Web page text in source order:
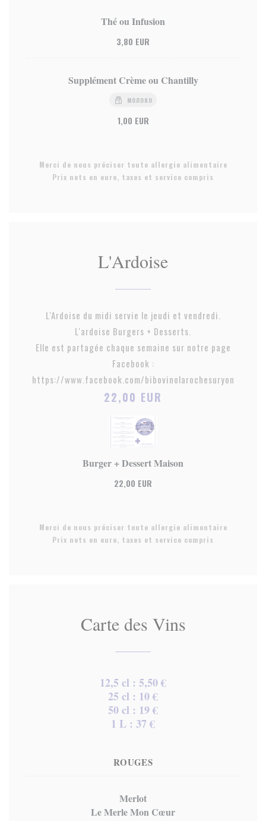
Thé ou Infusion
3,80 EUR
Supplément Crème ou Chantilly
МОЛОКО
1,00 EUR
Merci de nous préciser toute allergie alimentaire
Prix nets en euro, taxes et service compris
L'Ardoise
L'Ardoise du midi servie le jeudi et vendredi.
L'ardoise Burgers + Desserts.
Elle est partagée chaque semaine sur notre page
Facebook :
https://www.facebook.com/bibovinolarochesuryon
22,00 EUR
Burger + Dessert Maison
22,00 EUR
Merci de nous préciser toute allergie alimentaire
Prix nets en euro, taxes et service compris
Carte des Vins
12,5 cl : 5,50 €
25 cl : 10 €
50 cl : 19 €
1 L : 37 €
ROUGES
Merlot
Le Merle Mon Cœur